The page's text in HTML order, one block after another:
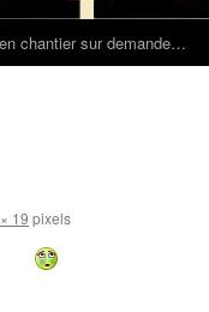
chantier sur demande…
19 pixels